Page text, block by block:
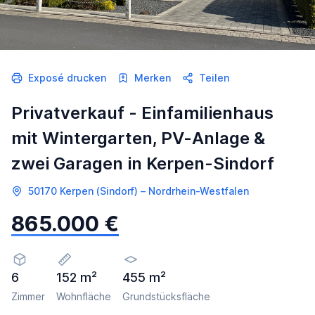
Exposé drucken Merken Teilen
Privatverkauf - Einfamilienhaus
mit Wintergarten, PV-Anlage &
zwei Garagen in Kerpen-Sindorf
50170 Kerpen (Sindorf) – Nordrhein-Westfalen
865.000 €
6
Zimmer
152 m²
Wohnfläche
455 m²
Grundstücksfläche